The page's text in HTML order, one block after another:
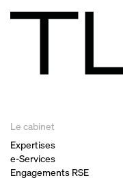
Le cabinet
Expertises
e-Services
Engagements RSE